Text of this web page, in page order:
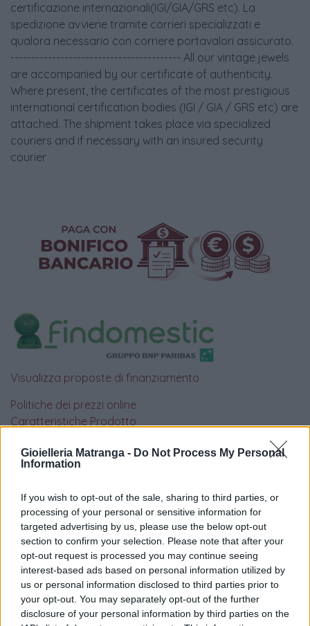
Gioielleria Matranga - Do Not Process My Personal
Information
If you wish to opt-out of the sale, sharing to third parties, or
processing of your personal or sensitive information for
targeted advertising by us, please use the below opt-out
section to confirm your selection. Please note that after your
opt-out request is processed you may continue seeing
interest-based ads based on personal information utilized by
us or personal information disclosed to third parties prior to
your opt-out. You may separately opt-out of the further
disclosure of your personal information by third parties on the
certificazione internazionali(IGI/GIA/GRS etc). La
spedizione avviene tramite corrieri specializzati e
qualora necessario con corriere portavalori assicurato.
----------------------------------------- All our vintage jewels
are accompanied by our certificate of authenticity.
Where present, the certificates of the most prestigious
international certification bodies (IGI / GIA / GRS etc) are
attached. The shipment takes place via specialized
couriers and if necessary with an insured security
courier
Visualizza proposte di finanziamento
Politiche dei prezzi online
Caratteristiche Prodotto
4.8
Basato su 410 reviews
Powered byLocalImpact
Garanzia di due annisui prodotti usati, verificati dal